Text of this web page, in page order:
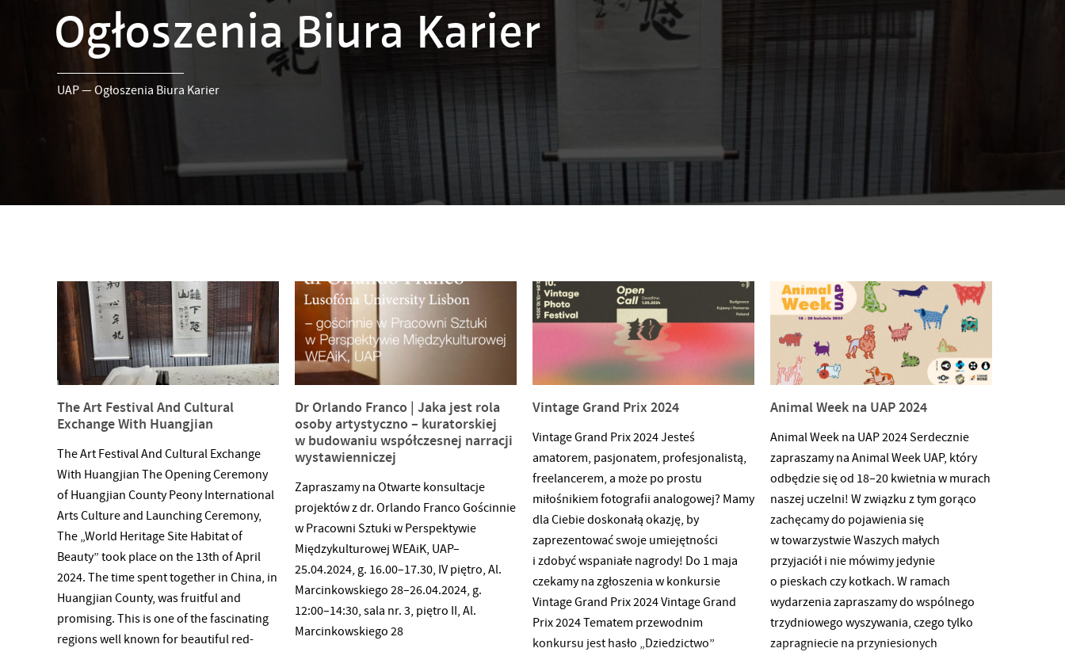
Ogłoszenia Biura Karier
UAP—Ogłoszenia Biura Karier
The Art Festival And Cultural
Exchange With Huangjian
The Art Festival And Cultural Exchange
With Huangjian The Opening Ceremony
of Huangjian County Peony International
Arts Culture and Launching Ceremony,
The „World Heritage Site Habitat of
Beauty” took place on the 13th of April
2024. The time spent together in China, in
Huangjian County, was fruitful and
promising. This is one of the fascinating
regions well known for beautiful red-
Dr Orlando Franco | Jaka jest rola
osoby artystyczno – kuratorskiej
w budowaniu współczesnej narracji
wystawienniczej
Zapraszamy na Otwarte konsultacje
projektów z dr. Orlando Franco Gościnnie
w Pracowni Sztuki w Perspektywie
Międzykulturowej WEAiK, UAP–
25.04.2024, g. 16.00–17.30, IV piętro, Al.
Marcinkowskiego 28–26.04.2024, g.
12:00–14:30, sala nr. 3, piętro II, Al.
Marcinkowskiego 28
Vintage Grand Prix 2024
Vintage Grand Prix 2024 Jesteś
amatorem, pasjonatem, profesjonalistą,
freelancerem, a może po prostu
miłośnikiem fotografii analogowej? Mamy
dla Ciebie doskonałą okazję, by
zaprezentować swoje umiejętności
i zdobyć wspaniałe nagrody! Do 1 maja
czekamy na zgłoszenia w konkursie
Vintage Grand Prix 2024 Vintage Grand
Prix 2024 Tematem przewodnim
konkursu jest hasło „Dziedzictwo”
Animal Week na UAP 2024
Animal Week na UAP 2024 Serdecznie
zapraszamy na Animal Week UAP, który
odbędzie się od 18–20 kwietnia w murach
naszej uczelni! W związku z tym gorąco
zachęcamy do pojawienia się
w towarzystwie Waszych małych
przyjaciół i nie mówimy jedynie
o pieskach czy kotkach. W ramach
wydarzenia zapraszamy do wspólnego
trzydniowego wyszywania, czego tylko
zapragniecie na przyniesionych